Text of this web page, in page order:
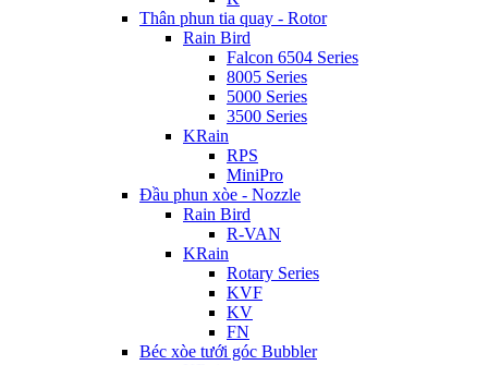
Thân phun tia quay - Rotor
Rain Bird
Falcon 6504 Series
8005 Series
5000 Series
3500 Series
KRain
RPS
MiniPro
Đầu phun xòe - Nozzle
Rain Bird
R-VAN
KRain
Rotary Series
KVF
KV
FN
Béc xòe tưới góc Bubbler